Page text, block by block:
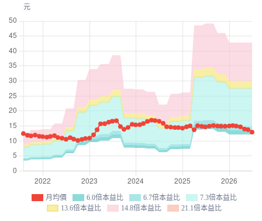
月均價 6.0倍本益比 6.7倍本益比
7.3倍本益比
13.6倍本益比
14.8倍本益比 21.1倍本益比